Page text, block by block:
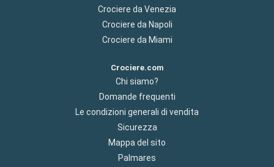
Crociere da Venezia
Crociere da Napoli
Crociere da Miami
Crociere.com
Chi siamo?
Domande frequenti
Le condizioni generali di vendita
Sicurezza
Mappa del sito
Palmares